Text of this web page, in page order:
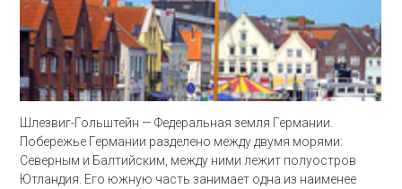
Шлезвиг-Гольштейн — Федеральная земля Германии.
Побережье Германии разделено между двумя морями:
Северным и Балтийским, между ними лежит полуостров
Ютландия. Его южную часть занимает одна из наименее